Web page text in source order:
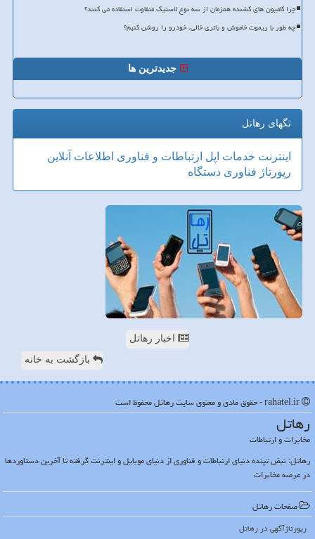
چرا کامیون های کشنده همزمان از سه نوع لاستیک متفاوت استفاده می کنند؟
چه طور با ریموت خاموش و باتری خالی، خودرو را روشن کنیم؟
جدیدترین ها
تگهای رهاتل
اینترنت خدمات اپل ارتباطات و فناوری اطلاعات آنلاین
رپورتاژ فناوری دستگاه
اخبار رهاتل
بازگشت به خانه
رهاتل
مخابرات و ارتباطات
رهاتل: نبض تپنده دنیای ارتباطات و فناوری از دنیای موبایل و اینترنت گرفته تا آخرین دستاوردها
در عرصه مخابرات
صفحات رهاتل
رپورتاژآگهی در رهاتل